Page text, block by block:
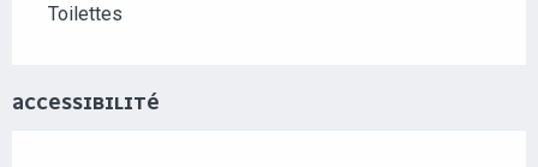
Toilettes
ACCESSIBILITÉ